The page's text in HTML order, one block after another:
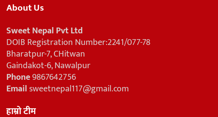
About Us
Sweet Nepal Pvt Ltd
DOIB Registration Number:2241/077-78
Bharatpur-7, CHitwan
Gaindakot-6, Nawalpur
Phone9867642756
Emailsweetnepal117@gmail.com
हाम्रो टीम